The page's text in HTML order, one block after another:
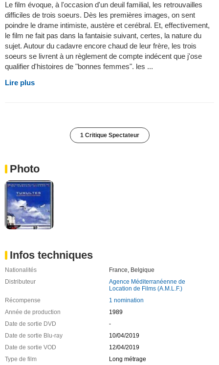
Le film évoque, à l'occasion d'un deuil familial, les retrouvailles
difficiles de trois soeurs. Dès les premières images, on sent
poindre le drame intimiste, austère et cerébral. Et, effectivement,
le film ne fait pas dans la fantaisie suivant, certes, la nature du
sujet. Autour du cadavre encore chaud de leur frère, les trois
soeurs se livrent à un règlement de compte indécent que j'ose
qualifier d'histoires de "bonnes femmes". les ...
Lire plus
1 Critique Spectateur
Photo
Infos techniques
Nationalités France Belgique
Distributeur
Agence Méditerranéenne de
Location de Films (A.M.L.F.)
Récompense
1 nomination
Année de production
1989
Date de sortie DVD
-
Date de sortie Blu-ray
10/04/2019
Date de sortie VOD
12/04/2019
Type de film
Long métrage